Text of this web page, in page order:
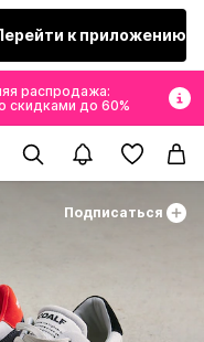
к приложению
распродажа:
скидками до 60%
Подписаться